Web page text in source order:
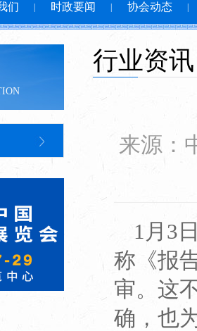
们 时政要闻 协会动态
行业资讯
来源：
1月3
称《报
审。这
确，也